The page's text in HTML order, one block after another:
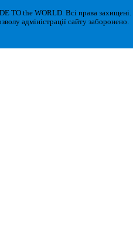
TO the WORLD. Всі права захищені.
адміністрації сайту заборонено.